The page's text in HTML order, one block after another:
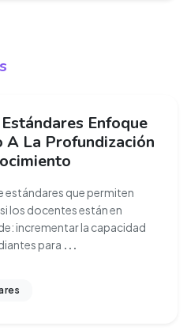
Enfoque
A La Profundización
estándares que permiten
los docentes están en
incrementar la capacidad
para ...